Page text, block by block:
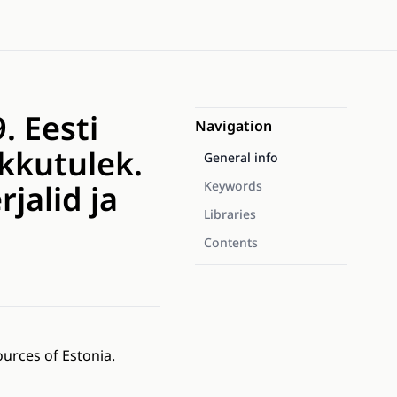
Eesti
ja
of Estonia.
Navigation
General info
Keywords
Libraries
Contents